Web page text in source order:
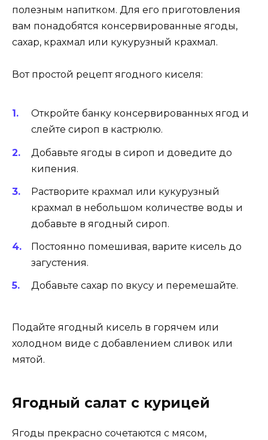
полезным напитком. Для его приготовления
вам понадобятся консервированные ягоды,
сахар, крахмал или кукурузный крахмал.
Вот простой рецепт ягодного киселя:
Откройте банку консервированных ягод и
слейте сироп в кастрюлю.
Добавьте ягоды в сироп и доведите до
кипения.
Растворите крахмал или кукурузный
крахмал в небольшом количестве воды и
добавьте в ягодный сироп.
Постоянно помешивая, варите кисель до
загустения.
Добавьте сахар по вкусу и перемешайте.
Подайте ягодный кисель в горячем или
холодном виде с добавлением сливок или
мятой.
Ягодный салат с курицей
Ягоды прекрасно сочетаются с мясом,